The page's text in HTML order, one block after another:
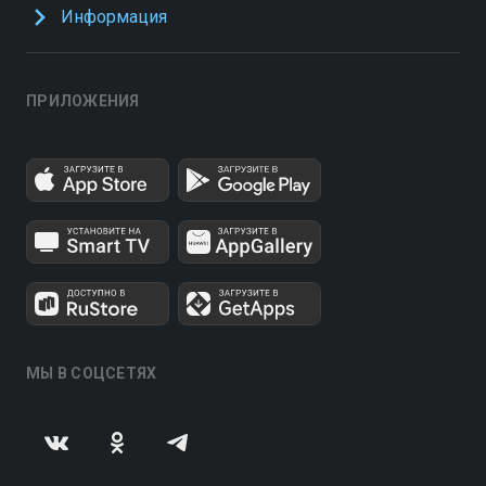
Информация
ПРИЛОЖЕНИЯ
МЫ В СОЦСЕТЯХ